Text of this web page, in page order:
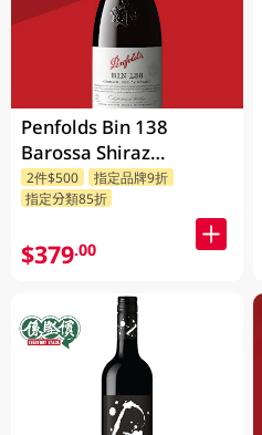
Penfolds Bin 138
Barossa Shiraz
Grenache Mataro
750ML
2件$500
指定品牌9折
指定分類85折
$379.00